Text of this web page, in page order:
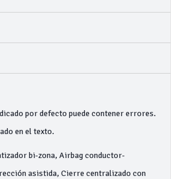
por defecto puede contener errores.
en el texto.
bi-zona, Airbag conductor-
asistida, Cierre centralizado con